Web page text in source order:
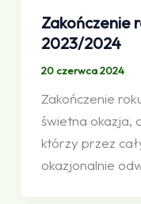
Zakończenie
2023/2024
20 czerwca 2024
Zakończenie
świetna okazja,
którzy przez
okazjonalnie